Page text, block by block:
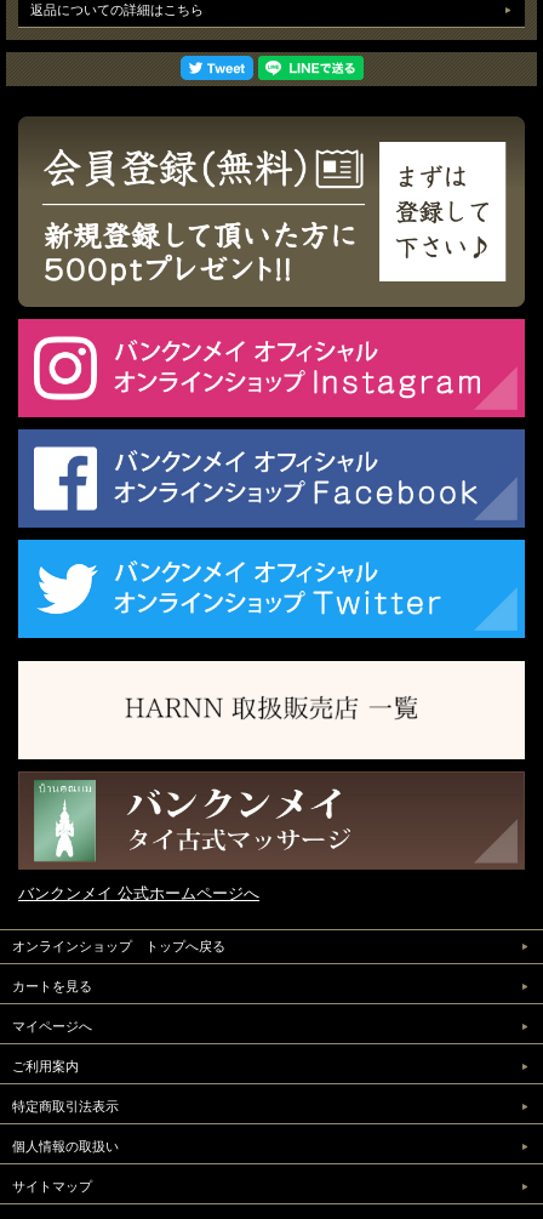
返品についての詳細はこちら
バンクンメイ 公式ホームページへ
オンラインショップ トップへ戻る
カートを見る
マイページへ
ご利用案内
特定商取引法表示
個人情報の取扱い
サイトマップ